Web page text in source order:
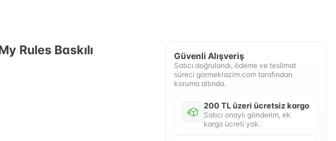
Rules Baskılı Güvenli Alışveriş
Satıcı doğrulandı, ödeme ve teslimat
süreci gormeklazim.com tarafından
koruma altında.
200 TL üzeri ücretsiz kargo
Satıcı onaylı gönderim, ek
kargo ücreti yok.